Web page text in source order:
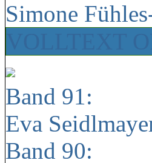
Simone
Band 91:
Eva
Band 90: